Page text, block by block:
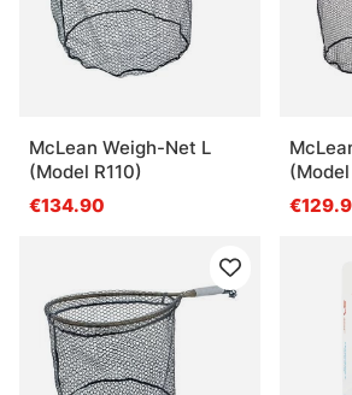
McLean Weigh-Net L
(Model R110)
€134.90
(Model